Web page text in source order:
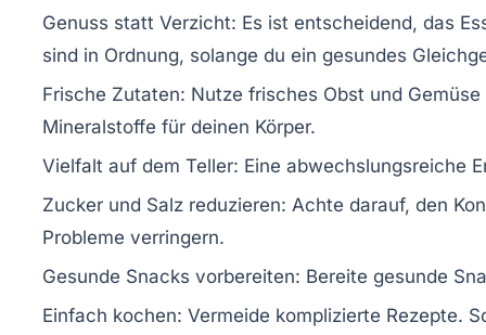
Genuss statt Verzicht: Es ist entscheidend, das
sind in Ordnung, solange du ein gesundes
Frische Zutaten: Nutze frisches Obst und
Mineralstoffe für deinen Körper.
Vielfalt auf dem Teller: Eine abwechslungsreiche
Zucker und Salz reduzieren: Achte darauf, den
Probleme verringern.
Gesunde Snacks vorbereiten: Bereite gesunde
Einfach kochen: Vermeide komplizierte Rezepte.